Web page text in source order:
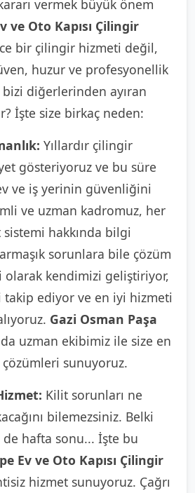
vermek büyük önem
ve Oto Kapısı Çilingir
bir çilingir hizmeti değil,
huzur ve profesyonellik
diğerlerinden ayıran
İşte size birkaç neden:
Yıllardır çilingir
gösteriyoruz ve bu süre
ve iş yerinin güvenliğini
ve uzman kadromuz, her
hakkında bilgi
sorunlara bile çözüm
olarak kendimizi geliştiriyor,
ediyor ve en iyi hizmeti
Gazi Osman Paşa
uzman ekibimiz ile size en
çözümleri sunuyoruz.
Kilit sorunları ne
bilemezsiniz. Belki
de hafta sonu... İşte bu
Ev ve Oto Kapısı Çilingir
hizmet sunuyoruz. Çağrı